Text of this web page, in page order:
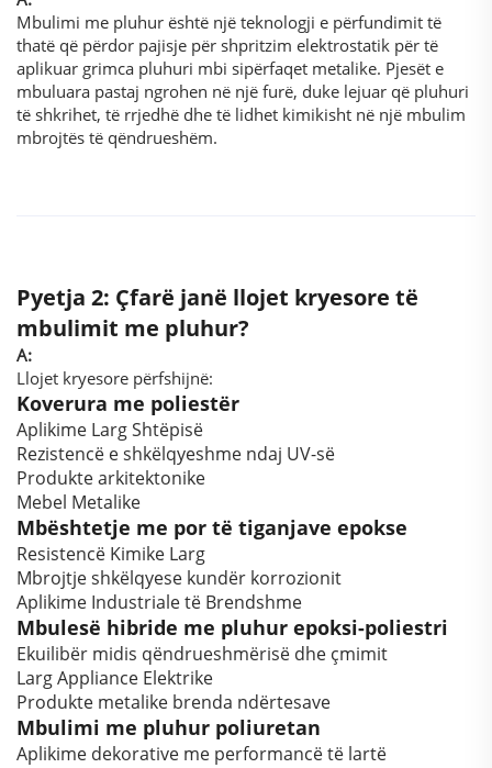
Mbulimi me pluhur është një teknologji e përfundimit të
thatë që përdor pajisje për shpritzim elektrostatik për të
aplikuar grimca pluhuri mbi sipërfaqet metalike. Pjesët e
mbuluara pastaj ngrohen në një furë, duke lejuar që pluhuri
të shkrihet, të rrjedhë dhe të lidhet kimikisht në një mbulim
mbrojtës të qëndrueshëm.
Pyetja 2: Çfarë janë llojet kryesore të
mbulimit me pluhur?
A:
Llojet kryesore përfshijnë:
Koverura me poliestër
Aplikime Larg Shtëpisë
Rezistencë e shkëlqyeshme ndaj UV-së
Produkte arkitektonike
Mebel Metalike
Mbështetje me por të tiganjave epokse
Resistencë Kimike Larg
Mbrojtje shkëlqyese kundër korrozionit
Aplikime Industriale të Brendshme
Mbulesë hibride me pluhur epoksi-poliestri
Ekuilibër midis qëndrueshmërisë dhe çmimit
Larg Appliance Elektrike
Produkte metalike brenda ndërtesave
Mbulimi me pluhur poliuretan
Aplikime dekorative me performancë të lartë